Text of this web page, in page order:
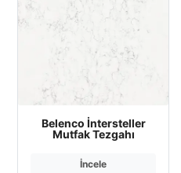
Belenco İntersteller
Mutfak Tezgahı
İncele